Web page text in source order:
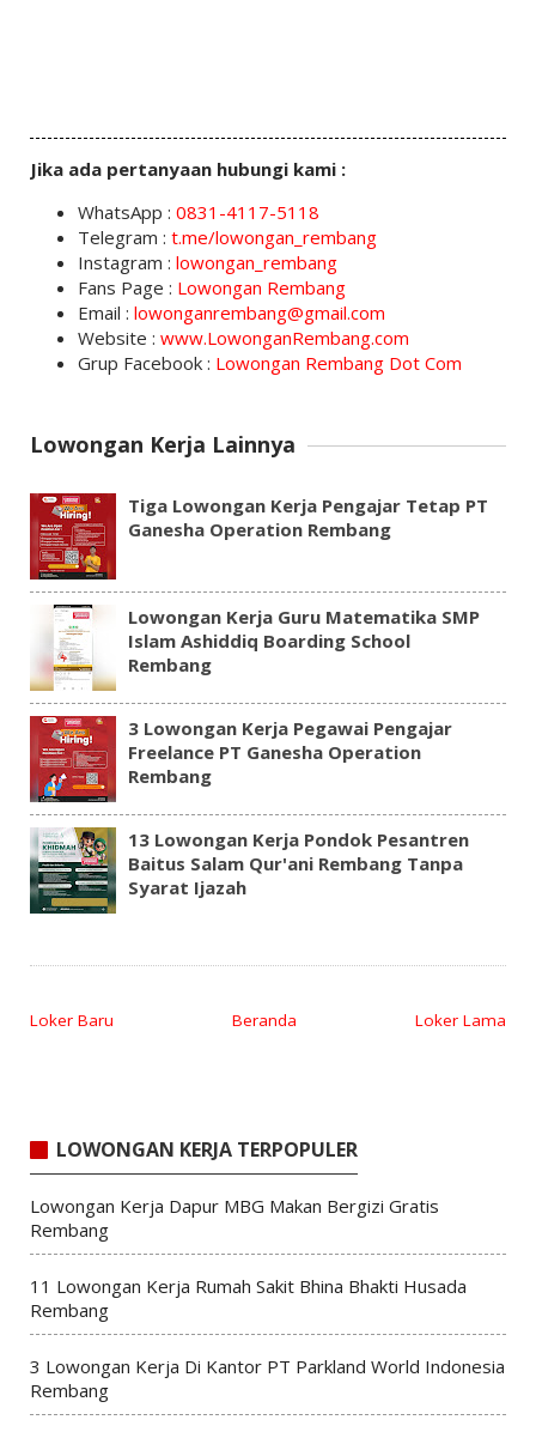
Jika ada pertanyaan hubungi kami :
WhatsApp : 0831-4117-5118
Telegram : t.me/lowongan_rembang
Instagram : lowongan_rembang
Fans Page : Lowongan Rembang
Email : lowonganrembang@gmail.com
Website : www.LowonganRembang.com
Grup Facebook : Lowongan Rembang Dot Com
Lowongan Kerja Lainnya
Tiga Lowongan Kerja Pengajar Tetap PT
Ganesha Operation Rembang
Lowongan Kerja Guru Matematika SMP
Islam Ashiddiq Boarding School
Rembang
3 Lowongan Kerja Pegawai Pengajar
Freelance PT Ganesha Operation
Rembang
13 Lowongan Kerja Pondok Pesantren
Baitus Salam Qur'ani Rembang Tanpa
Syarat Ijazah
Loker Baru Loker Lama
Beranda
LOWONGAN KERJA TERPOPULER
Lowongan Kerja Dapur MBG Makan Bergizi Gratis
Rembang
11 Lowongan Kerja Rumah Sakit Bhina Bhakti Husada
Rembang
3 Lowongan Kerja Di Kantor PT Parkland World Indonesia
Rembang